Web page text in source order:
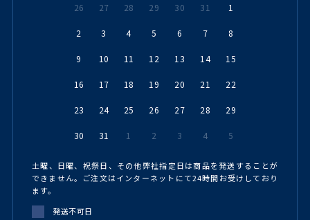
26 27 28 29 30 31 1
2 3 4 5 6 7 8
9 10 11 12 13 14 15
16 17 18 19 20 21 22
23 24 25 26 27 28 29
30 31 1 2 3 4 5
土曜、日曜、祝祭日、その他弊社指定日は商品を発送することが
できません。ご注文はインターネットにて24時間お受けしており
ます。
発送不可日